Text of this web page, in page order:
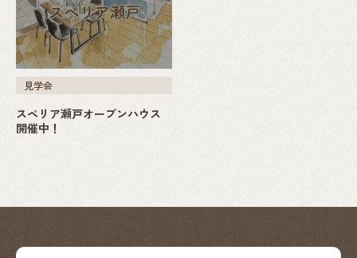
見学会
スペリア瀬戸オープンハウス
開催中！